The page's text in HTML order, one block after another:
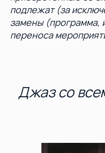
подлежат (за
замены (программа,
переноса
Джаз со